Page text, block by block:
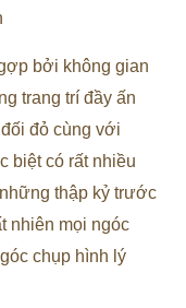
bởi không gian
trang trí đầy ấn
đỏ cùng với
biệt có rất nhiều
thập kỷ trước
nhiên mọi ngóc
chụp hình lý